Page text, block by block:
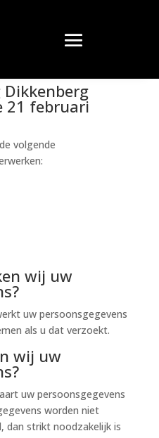
Dikkenberg
21 februari
volgende
wij uw
uw persoonsgegevens
als u dat verzoekt.
wij uw
uw persoonsgegevens
worden niet
dan strikt noodzakelijk is